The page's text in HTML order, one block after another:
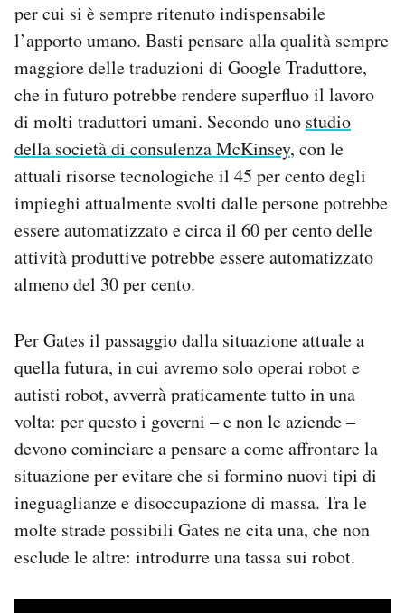
per cui si è sempre ritenuto indispensabile
l’apporto umano. Basti pensare alla qualità sempre
maggiore delle traduzioni di Google Traduttore,
che in futuro potrebbe rendere superfluo il lavoro
di molti traduttori umani. Secondo uno studio
della società di consulenza McKinsey, con le
attuali risorse tecnologiche il 45 per cento degli
impieghi attualmente svolti dalle persone potrebbe
essere automatizzato e circa il 60 per cento delle
attività produttive potrebbe essere automatizzato
almeno del 30 per cento.
Per Gates il passaggio dalla situazione attuale a
quella futura, in cui avremo solo operai robot e
autisti robot, avverrà praticamente tutto in una
volta: per questo i governi – e non le aziende –
devono cominciare a pensare a come affrontare la
situazione per evitare che si formino nuovi tipi di
ineguaglianze e disoccupazione di massa. Tra le
molte strade possibili Gates ne cita una, che non
esclude le altre: introdurre una tassa sui robot.